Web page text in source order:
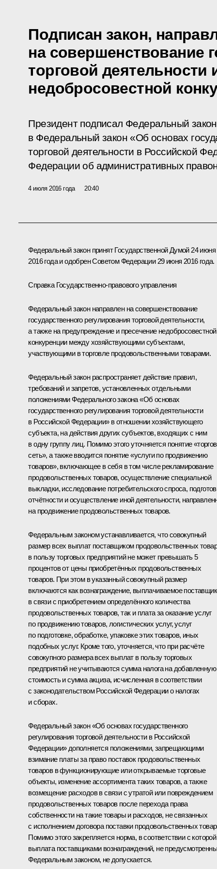
Подписан закон,
на совершенствование
торговой деятельности
недобросовестной
Президент подписал Федеральный
в Федеральный закон «Об основах
торговой деятельности в Российской
Федерации об административных
4 июля 2016 года 20:40
Федеральный закон принят Государственной Думой 24 июня
2016 года и одобрен Советом Федерации 29 июня 2016 года.
Справка Государственно-правового управления
Федеральный закон направлен на совершенствование
государственного регулирования торговой деятельности,
а также на предупреждение и пресечение недобросовестной
конкуренции между хозяйствующими субъектами,
участвующими в торговле продовольственными товарами.
Федеральный закон распространяет действие правил,
требований и запретов, установленных отдельными
положениями Федерального закона «Об основах
государственного регулирования торговой деятельности
в Российской Федерации» в отношении хозяйствующего
субъекта, на действия других субъектов, входящих с ним
в одну группу лиц. Помимо этого уточняется понятие
сеть», а также вводится понятие «услуги по продвижению
товаров», включающее в себя в том числе рекламирование
продовольственных товаров, осуществление специальной
выкладки, исследование потребительского спроса,
отчётности и осуществление иной деятельности,
на продвижение продовольственных товаров.
Федеральным законом устанавливается, что совокупный
размер всех выплат поставщиком продовольственных
в пользу торговых предприятий не может превышать 5
процентов от цены приобретённых продовольственных
товаров. При этом в указанный совокупный размер
включаются как вознаграждение, выплачиваемое
в связи с приобретением определённого количества
продовольственных товаров, так и плата за оказание услуг
по продвижению товаров, логистических услуг, услуг
по подготовке, обработке, упаковке этих товаров, иных
подобных услуг. Кроме того, уточняется, что при расчёте
совокупного размера всех выплат в пользу торговых
предприятий не учитываются сумма налога на добавленную
стоимость и сумма акциза, исчисленная в соответствии
с законодательством Российской Федерации о налогах
и сборах.
Федеральный закон «Об основах государственного
регулирования торговой деятельности в Российской
Федерации» дополняется положениями, запрещающими
взимание платы за право поставок продовольственных
товаров в функционирующие или открываемые торговые
объекты, изменение ассортимента таких товаров, а также
возмещение расходов в связи с утратой или повреждением
продовольственных товаров после перехода права
собственности на такие товары и расходов, не связанных
с исполнением договора поставки продовольственных
Помимо этого закрепляется норма, в соответствии с которой
выплата поставщиками вознаграждений, не
Федеральным законом, не допускается.